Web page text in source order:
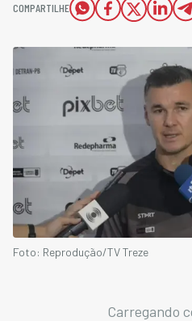
COMPARTILHE
Foto: Reprodução/TV Treze
Carregando